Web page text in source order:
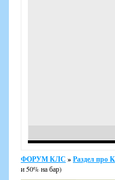
ФОРУМ КЛС »Раздел про
и 50% на бар)